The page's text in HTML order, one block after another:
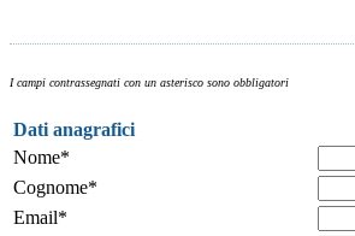
I campi contrassegnati con un asterisco sono obbligatori
Dati anagrafici
Nome*
Cognome*
Email*